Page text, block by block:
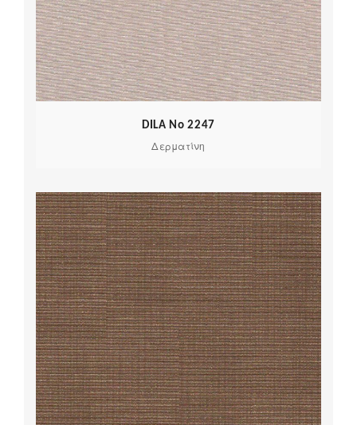
DILA No 2247
Δερματίνη